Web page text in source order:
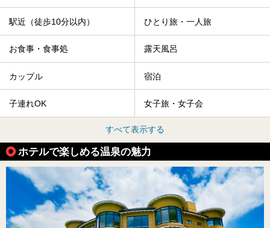
駅近（徒歩10分以内） ひとり旅・一人旅
お食事・食事処 露天風呂
カップル 宿泊
子連れOK 女子旅・女子会
すべて表示する
ホテルで楽しめる温泉の魅力